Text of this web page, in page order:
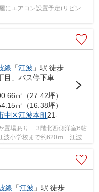
エアコン設置予定(リビン
線 「江波 」駅 徒歩10分
㎡（27.42坪）
㎡（16.38坪）
中区江波本町21-
置場あり 3階北西側洋室6帖
小学校まで約620ｍ 江波中
線 「江波 」駅 徒歩10分